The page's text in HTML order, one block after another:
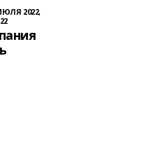
2022,